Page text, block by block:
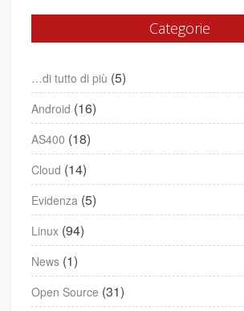
Categorie
…di tutto di più (5)
Android (16)
AS400 (18)
Cloud (14)
Evidenza (5)
Linux (94)
News (1)
Open Source (31)